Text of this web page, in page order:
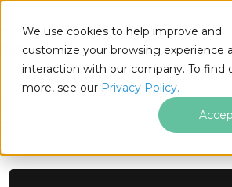
We use cookies to help improve and
customize your browsing experience
interaction with our company. To find
more, see our Privacy Policy.
.NET